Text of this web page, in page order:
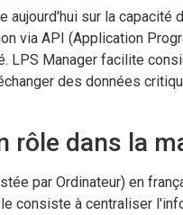
aujourd'hui sur la
via API (Application
LPS Manager facilite
des données
rôle dans la
par Ordinateur) en
consiste à centraliser